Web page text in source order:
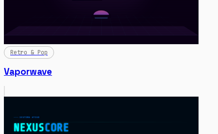
Retro & Pop
Vaporwave